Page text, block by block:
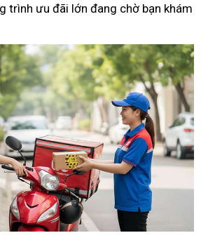
trình ưu đãi lớn đang chờ bạn khám